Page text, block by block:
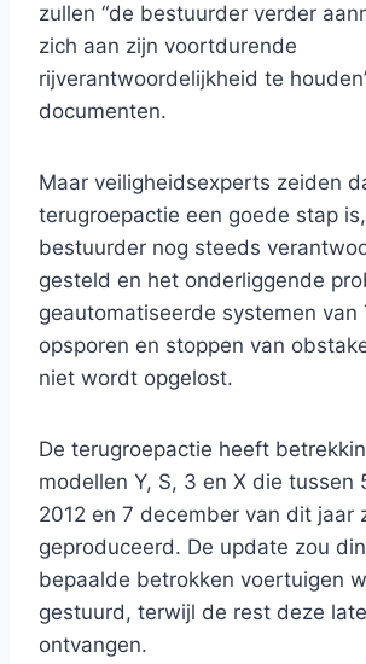
zullen “de bestuurder verder
zich aan zijn voortdurende
rijverantwoordelijkheid te
documenten.
Maar veiligheidsexperts zeiden
terugroepactie een goede stap
bestuurder nog steeds
gesteld en het onderliggende
geautomatiseerde systemen van
opsporen en stoppen van
niet wordt opgelost.
De terugroepactie heeft
modellen Y, S, 3 en X die tussen
2012 en 7 december van dit jaar
geproduceerd. De update zou
bepaalde betrokken voertuigen
gestuurd, terwijl de rest deze
ontvangen.